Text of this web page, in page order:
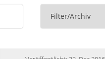
Filter/Archiv